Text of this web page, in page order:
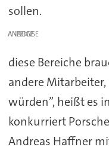
sollen.
ANZEIGE
diese Bereiche
andere
würden”, heißt es
konkurriert
Andreas Haffner